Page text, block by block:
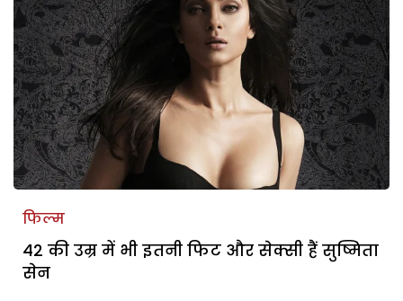
फिल्म
42 की उम्र में भी इतनी फिट और सेक्सी हैं सुष्मिता
सेन